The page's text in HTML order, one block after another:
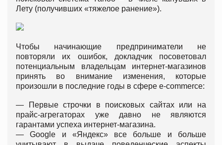
Лету (получивших «тяжелое ранение»).
Чтобы начинающие предприниматели не
повторяли их ошибок, докладчик посоветовал
потенциальным владельцам интернет-магазинов
принять во внимание изменения, которые
произошли в последние годы в сфере e-commerce:
— Первые строчки в поисковых сайтах или на
прайс-агрегаторах уже давно не являются
гарантами успеха интернет-магазина.
— Google и «Яндекс» все больше и больше